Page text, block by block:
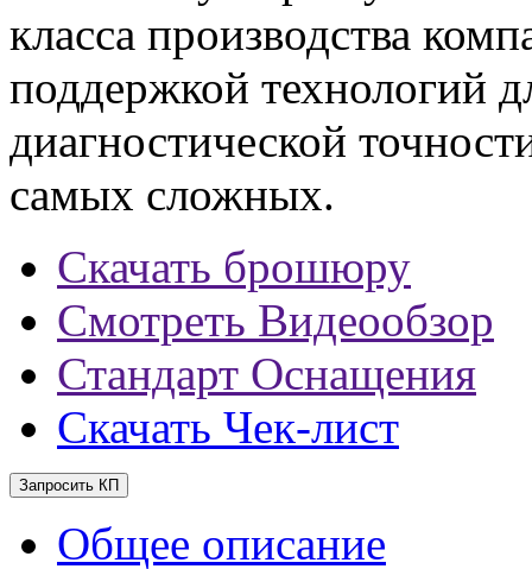
класса производства
поддержкой технологий
диагностической
самых сложных.
Скачать брошюру
Смотреть Видеообзор
Стандарт Оснащения
Скачать Чек-лист
Запросить КП
Общее описание